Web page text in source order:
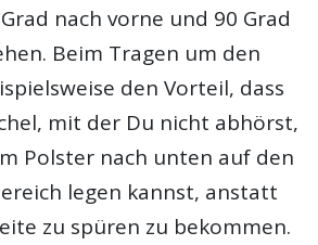
nach vorne und 90 Grad
Beim Tragen um den
den Vorteil, dass
mit der Du nicht abhörst,
Polster nach unten auf den
legen kannst, anstatt
zu spüren zu bekommen.